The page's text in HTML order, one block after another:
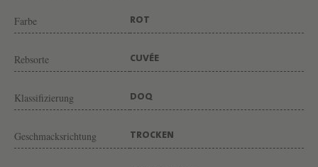
L
S
A
E
Farbe ROT
Rebsorte CUVÉE
Klassifizierung DOQ
Geschmacksrichtung TROCKEN